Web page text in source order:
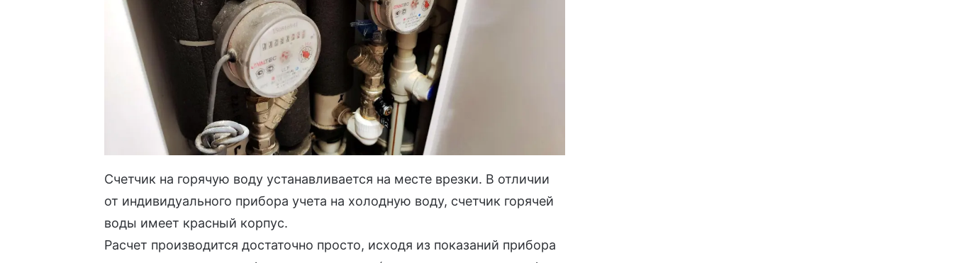
Счетчик на горячую воду устанавливается на месте врезки. В отличии
от индивидуального прибора учета на холодную воду, счетчик горячей
воды имеет красный корпус.
Расчет производится достаточно просто, исходя из показаний прибора